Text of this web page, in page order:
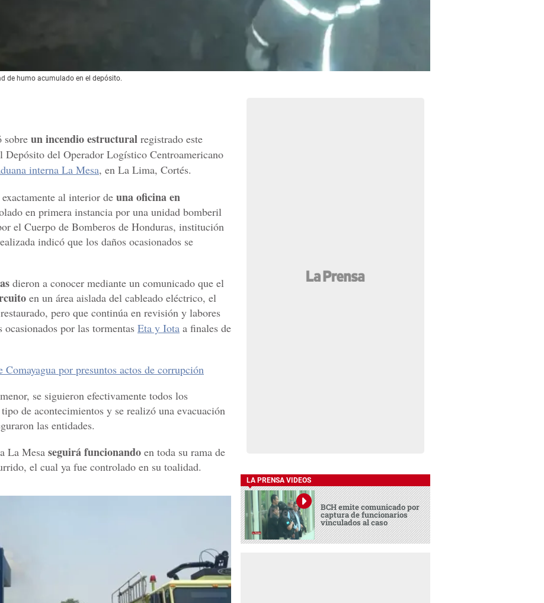
de humo acumulado en el depósito.
sobre un incendio estructural registrado este
Depósito del Operador Logístico Centroamericano
interna La Mesa, en La Lima, Cortés.
al interior de una oficina en
en primera instancia por una unidad bomberil
el Cuerpo de Bomberos de Honduras, institución
indicó que los daños ocasionados se
dieron a conocer mediante un comunicado que el
en un área aislada del cableado eléctrico, el
pero que continúa en revisión y labores
por las tormentas Eta y Iota a finales de
Comayagua por presuntos actos de corrupción
se siguieron efectivamente todos los
de acontecimientos y se realizó una evacuación
las entidades.
La Mesa seguirá funcionando en toda su rama de
el cual ya fue controlado en su toalidad.
LA PRENSA VIDEOS
BCH emite comunicado por
captura de funcionarios
vinculados al caso